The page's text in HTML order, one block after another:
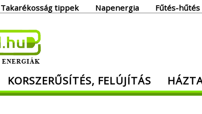
Takarékosság tippek Napenergia Fűtés-hűtés
energiák. Minden, ami energia!
KORSZERŰSÍTÉS, FELÚJÍTÁS